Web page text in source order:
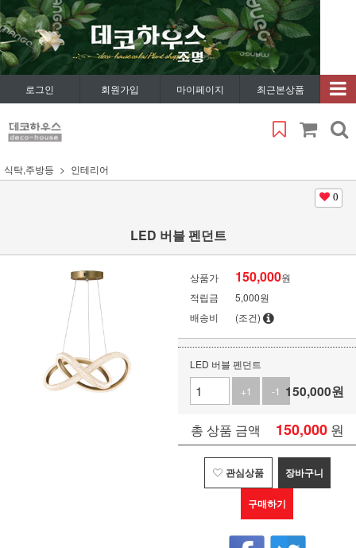
로그인 회원가입 마이페이지 최근본상품
식탁,주방등 인테리어
0
LED 버블 펜던트
상품가 150,000원
적립금
5,000원
배송비
(조건)
LED 버블 펜던트
+1
-1 150,000원
총 상품 금액 150,000 원
관심상품 장바구니
구매하기